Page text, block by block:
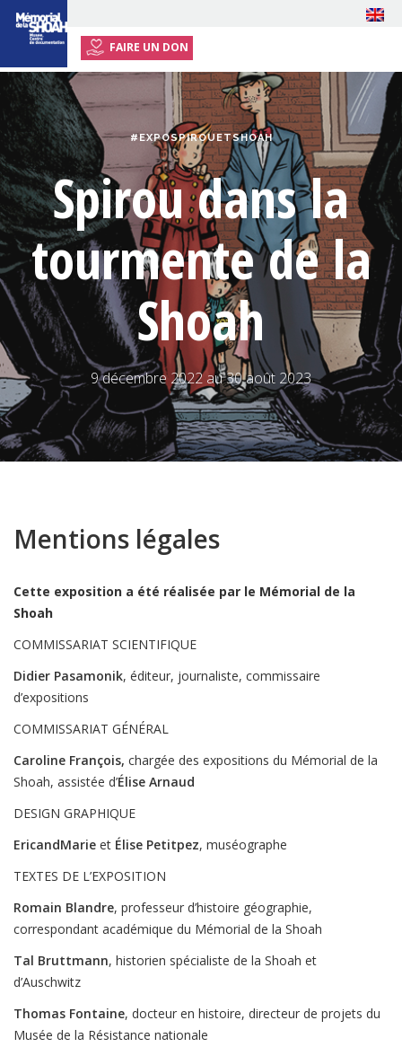
FAIRE UN DON
ACCUEIL
EXPOSITION
ÉVÉNEMENTS
RESSOURCES
INFOS PRATIQUES
PRESSE
#EXPOSPIROUETSHOAH
Spirou dans la
tourmente de la
Shoah
9 décembre 2022 au 30 août 2023
Mentions légales
Cette exposition a été réalisée par le Mémorial de la
Shoah
COMMISSARIAT SCIENTIFIQUE
Didier Pasamonik, éditeur, journaliste, commissaire
d’expositions
COMMISSARIAT GÉNÉRAL
Caroline François, chargée des expositions du Mémorial de la
Shoah, assistée d’Élise Arnaud
DESIGN GRAPHIQUE
EricandMarie et Élise Petitpez, muséographe
TEXTES DE L’EXPOSITION
Romain Blandre, professeur d’histoire géographie,
correspondant académique du Mémorial de la Shoah
Tal Bruttmann, historien spécialiste de la Shoah et
d’Auschwitz
Thomas Fontaine, docteur en histoire, directeur de projets du
Musée de la Résistance nationale